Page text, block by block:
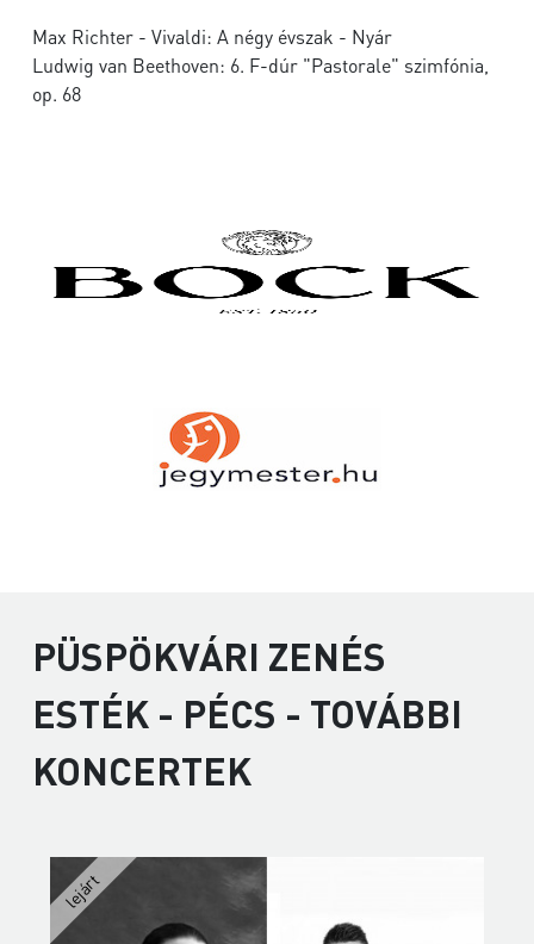
Max Richter - Vivaldi: A négy évszak - Nyár
Ludwig van Beethoven: 6. F-dúr "Pastorale" szimfónia,
op. 68
PÜSPÖKVÁRI ZENÉS
ESTÉK - PÉCS - TOVÁBBI
KONCERTEK